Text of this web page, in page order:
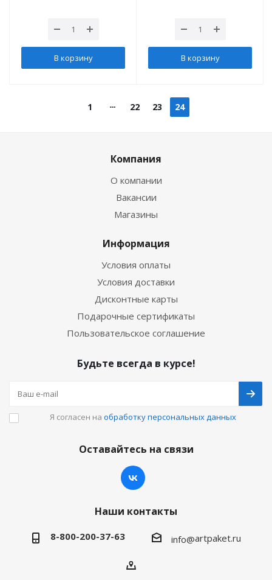
В корзину В корзину
1 22 23 24
Компания
О компании
Вакансии
Магазины
Информация
Условия оплаты
Условия доставки
Дисконтные карты
Подарочные сертификаты
Пользовательское соглашение
Будьте всегда в курсе!
Я согласен на обработку персональных данных
Оставайтесь на связи
Наши контакты
8-800-200-37-63 info@artpaket.ru